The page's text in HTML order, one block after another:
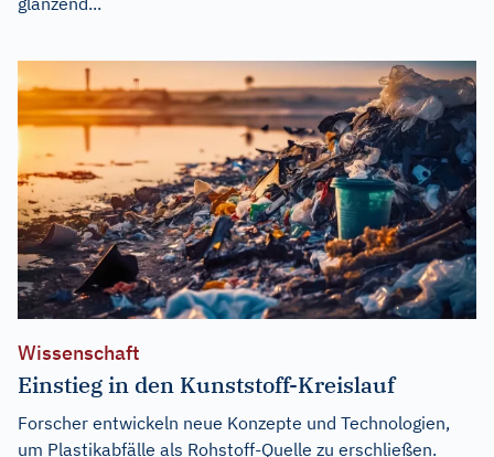
Wissenschaft
Einstieg in den Kunststoff-Kreislauf
Forscher entwickeln neue Konzepte und Technologien,
um Plastikabfälle als Rohstoff-Quelle zu erschließen.